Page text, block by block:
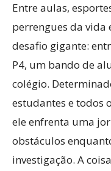
Entre aulas,
perrengues da vida
desafio gigante:
P4, um bando de
colégio.
estudantes e todos
ele enfrenta uma
obstáculos
investigação. A